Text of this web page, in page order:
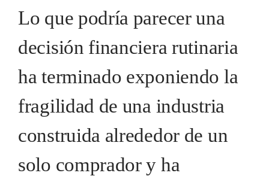
Lo que podría parecer una
decisión financiera rutinaria
ha terminado exponiendo la
fragilidad de una industria
construida alrededor de un
solo comprador y ha